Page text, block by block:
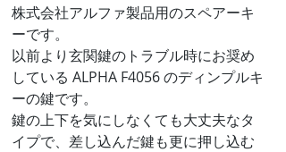
株式会社アルファ製品用のスペアーキ
ーです。
以前より玄関鍵のトラブル時にお奨め
している ALPHA F4056 のディンプルキ
ーの鍵です。
鍵の上下を気にしなくても大丈夫なタ
イプで、差し込んだ鍵も更に押し込む